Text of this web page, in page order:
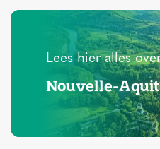
Lees hier alles
Nouvelle-